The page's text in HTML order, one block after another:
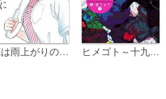
ヒメゴト～十九歳の制服～